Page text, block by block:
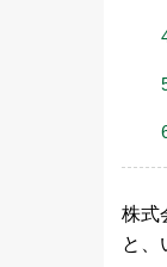
株式
と、